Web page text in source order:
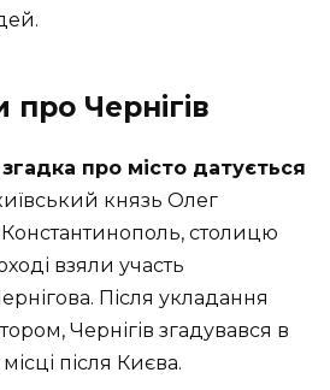
про Чернігів
про місто датується
князь Олег
столицю
взяли участь
Після укладання
Чернігів згадувався в
після Києва.